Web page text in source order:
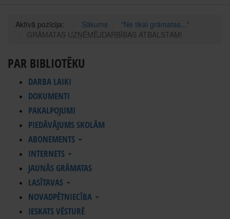
Aktīvā pozīcija: Sākums
"Ne tikai grāmatas..."
GRĀMATAS UZŅĒMĒJDARBĪBAS ATBALSTAM!
PAR BIBLIOTĒKU
DARBA LAIKI
DOKUMENTI
PAKALPOJUMI
PIEDĀVĀJUMS SKOLĀM
ABONEMENTS
INTERNETS
JAUNĀS GRĀMATAS
LASĪTAVAS
NOVADPĒTNIECĪBA
IESKATS VĒSTURĒ